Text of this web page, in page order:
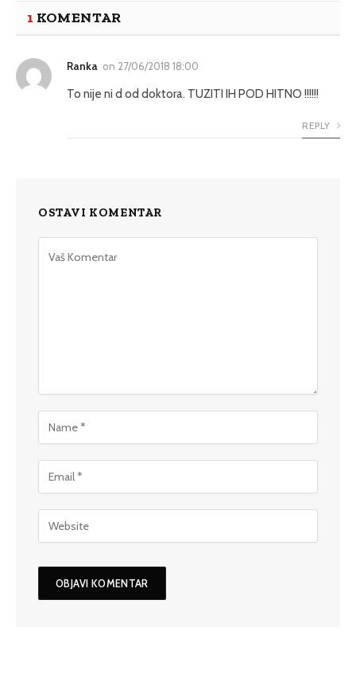
1 KOMENTAR
Ranka on 27/06/2018 18:00
To nije ni d od doktora. TUZITI IH POD HITNO !!!!!!
REPLY
OSTAVI KOMENTAR